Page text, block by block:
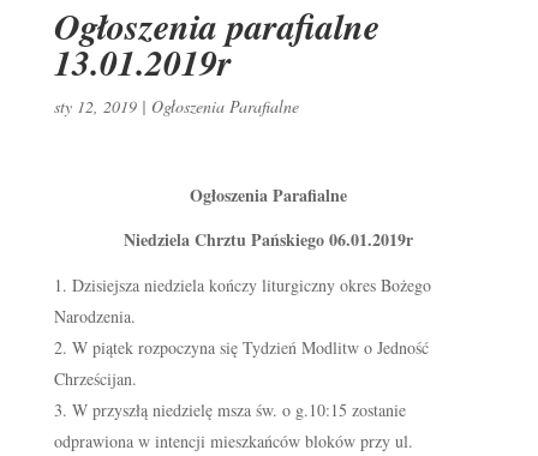
Ogłoszenia parafialne
13.01.2019r
sty 12, 2019| Ogłoszenia Parafialne
Ogłoszenia Parafialne
Niedziela Chrztu Pańskiego 06.01.2019r
Dzisiejsza niedziela kończy liturgiczny okres Bożego
Narodzenia.
W piątek rozpoczyna się Tydzień Modlitw o Jedność
Chrześcijan.
W przyszłą niedzielę msza św. o g.10:15 zostanie
odprawiona w intencji mieszkańców bloków przy ul.